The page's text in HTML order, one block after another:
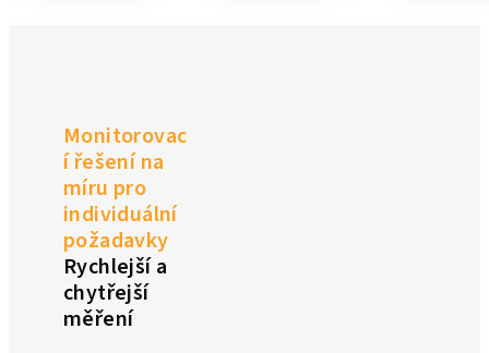
Monitorovac
í řešení na
míru pro
individuální
požadavky
Rychlejší a
chytřejší
měření